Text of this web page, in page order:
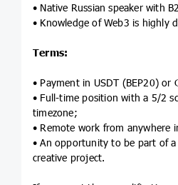
• Native Russian speaker with
• Knowledge of Web3 is highly
Terms:
• Payment in USDT (BEP20) or
• Full-time position with a 5/2
timezone;
• Remote work from anywhere
• An opportunity to be part of
creative project.